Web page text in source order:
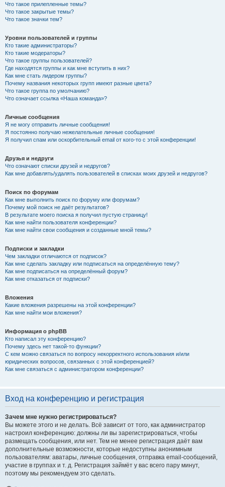
Что такое прилепленные темы?
Что такое закрытые темы?
Что такое значки тем?
Уровни пользователей и группы
Кто такие администраторы?
Кто такие модераторы?
Что такое группы пользователей?
Где находятся группы и как мне вступить в них?
Как мне стать лидером группы?
Почему названия некоторых групп имеют разные цвета?
Что такое группа по умолчанию?
Что означает ссылка «Наша команда»?
Личные сообщения
Я не могу отправить личные сообщения!
Я постоянно получаю нежелательные личные сообщения!
Я получил спам или оскорбительный email от кого-то с этой конференции!
Друзья и недруги
Что означают списки друзей и недругов?
Как мне добавлять/удалять пользователей в списках моих друзей и недругов?
Поиск по форумам
Как мне выполнить поиск по форуму или форумам?
Почему мой поиск не даёт результатов?
В результате моего поиска я получил пустую страницу!
Как мне найти пользователя конференции?
Как мне найти свои сообщения и созданные мной темы?
Подписки и закладки
Чем закладки отличаются от подписок?
Как мне сделать закладку или подписаться на определённую тему?
Как мне подписаться на определённый форум?
Как мне отказаться от подписки?
Вложения
Какие вложения разрешены на этой конференции?
Как мне найти мои вложения?
Информация о phpBB
Кто написал эту конференцию?
Почему здесь нет такой-то функции?
С кем можно связаться по вопросу некорректного использования и/или
юридических вопросов, связанных с этой конференцией?
Как мне связаться с администратором конференции?
Вход на конференцию и регистрация
Зачем мне нужно регистрироваться?
Вы можете этого и не делать. Всё зависит от того, как администратор
настроил конференцию: должны ли вы зарегистрироваться, чтобы
размещать сообщения, или нет. Тем не менее регистрация даёт вам
дополнительные возможности, которые недоступны анонимным
пользователям: аватары, личные сообщения, отправка email-сообщений,
участие в группах и т. д. Регистрация займёт у вас всего пару минут,
поэтому мы рекомендуем это сделать.